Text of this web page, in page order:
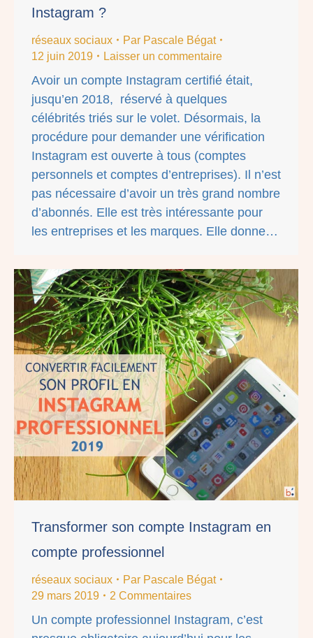
Instagram ?
réseaux sociaux Par Pascale Bégat
12 juin 2019
Laisser un commentaire
Avoir un compte Instagram certifié était,
jusqu’en 2018, réservé à quelques
célébrités triés sur le volet. Désormais, la
procédure pour demander une vérification
Instagram est ouverte à tous (comptes
personnels et comptes d’entreprises). Il n’est
pas nécessaire d’avoir un très grand nombre
d’abonnés. Elle est très intéressante pour
les entreprises et les marques. Elle donne…
Transformer son compte Instagram en
compte professionnel
réseaux sociaux Par Pascale Bégat
29 mars 2019
2 Commentaires
Un compte professionnel Instagram, c’est